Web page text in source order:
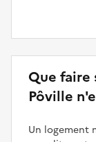
Que faire
Pôville
Un logement